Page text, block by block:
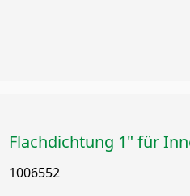
Flachdichtung 1" für
1006552